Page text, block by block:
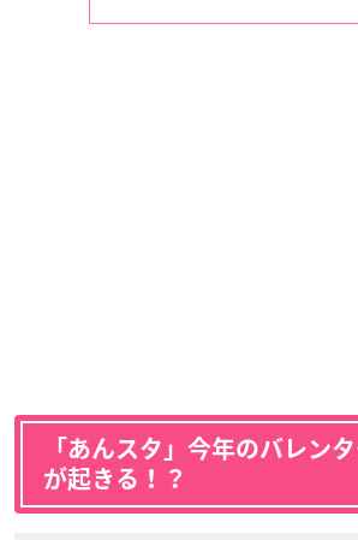
「あんスタ」今年のバレン
が起きる！？